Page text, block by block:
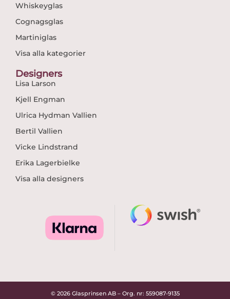
Whiskeyglas
Cognagsglas
Martiniglas
Visa alla kategorier
Designers
Lisa Larson
Kjell Engman
Ulrica Hydman Vallien
Bertil Vallien
Vicke Lindstrand
Erika Lagerbielke
Visa alla designers
© 2026 Glasprinsen AB – Org. nr: 559087-9135